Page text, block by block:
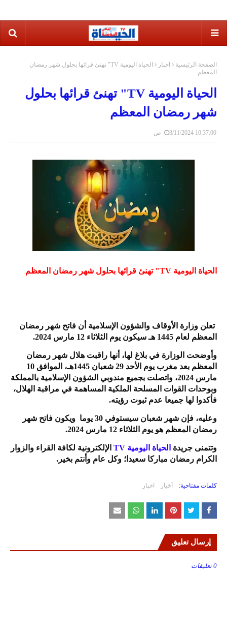
الصفحة الرئيسية اخبار
الحياة اليومية TV" تهنئ قرائها بحلول شهر رمضان
المعظم
الحياة اليومية TV" تهنئ قرائها بحلول
شهر رمضان المعظم
3/11/2024 10:37:00 ص
الحياة اليومية TV" تهنئ قرائها بحلول شهر رمضان المعظم
تعلن وزارة الأوقاف والشؤون الإسلامية أن فاتح شهر رمضان
المعظم لعام 1445 هـ سيكون يوم الثلاثاء 12 مارس 2024.
وأوضحت الوزارة في بلاغ لها، أنها راقبت هلال شهر رمضان
المعظم بعد مغرب يوم الأحد 29 شعبان 1445هـ، الموافق 10
مارس 2024، واتصلت بجميع مندوبي الشؤون الإسلامية بالمملكة
وبوحدات القوات المسلحة الملكية المساهمة في مراقبة الهلال،
فأكدوا لها جميعا عدم ثبوت رؤيته.
وعليه، فإن شهر شعبان سيستوفي 30 يوما ويكون فاتح شهر
رمضان المعظم هو يوم الثلاثاء 12 مارس 2024.
وتتمنى جريدة الحياة اليومية TV
الإلكترونية لكافة القراء والزوار
الكرام رمضان مباركا سعيدا؛ وكل عام وأنتم بخير.
كلمات مفتاحية: أخبار اخبار
إرسال تعليق
0 تعليقات